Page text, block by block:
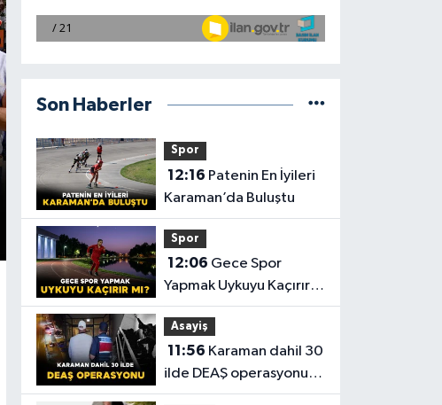
Son Haberler
Spor
12:16
Karaman’da Buluştu
Spor
12:06
Yapmak Uykuyu Kaçırır
mı? İşte Vücudunuzda
Yaşananlar!
Asayiş
11:56
ilde DEAŞ operasyonu:
104 şüpheli yakalandı